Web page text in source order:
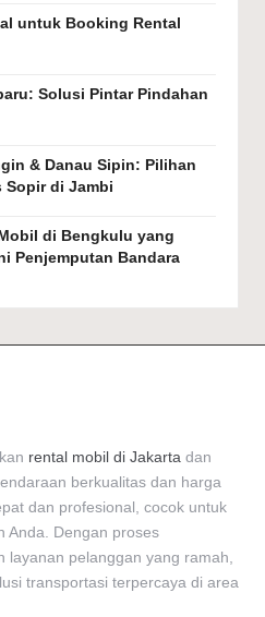
untuk Booking Rental
Solusi Pintar Pindahan
& Danau Sipin: Pilihan
Sopir di Jambi
di Bengkulu yang
Penjemputan Bandara
rental mobil di Jakarta dan
berkualitas dan harga
dan profesional, cocok untuk
Anda. Dengan proses
layanan pelanggan yang ramah,
transportasi terpercaya di area